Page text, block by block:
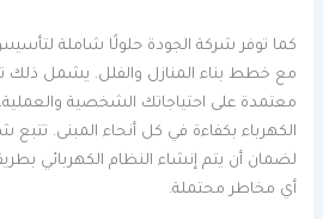
كما توفر شركة الجودة حلولًا شاملة
مع خطط بناء المنازل والفلل. يشمل ذلك
معتمدة على احتياجاتك الشخصية والعملية،
الكهرباء بكفاءة في كل أنحاء المبنى. تتبع
لضمان أن يتم إنشاء النظام الكهربائي
أي مخاطر محتملة.